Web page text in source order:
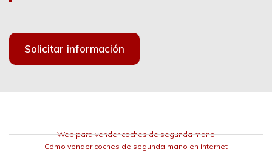
Solicitar información
Web para vender coches de segunda mano
Cómo vender coches de segunda mano en internet